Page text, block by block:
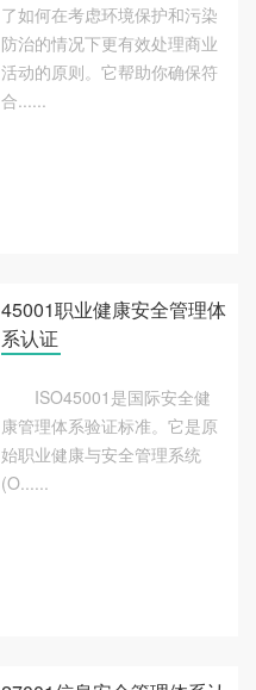
了如何在考虑环境保护和污染
防治的情况下更有效处理商业
活动的原则。它帮助你确保符
合......
45001职业健康安全管理体
系认证
ISO45001是国际安全健
康管理体系验证标准。它是原
始职业健康与安全管理系统
(O......